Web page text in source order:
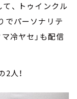
、 トゥインクル
でパーソナリテ
冷ヤセ」も配信
2人！